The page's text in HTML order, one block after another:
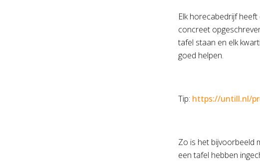
Elk horecabedrijf
concreet
tafel staan en elk
goed helpen.
Tip: https://untill.nl/
Zo is het bijvoorbeeld
een tafel hebben